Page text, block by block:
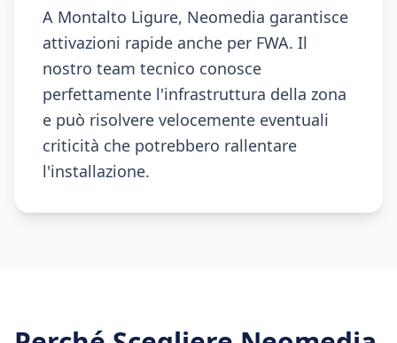
A Montalto Ligure, Neomedia garantisce
attivazioni rapide anche per FWA. Il
nostro team tecnico conosce
perfettamente l'infrastruttura della zona
e può risolvere velocemente eventuali
criticità che potrebbero rallentare
l'installazione.